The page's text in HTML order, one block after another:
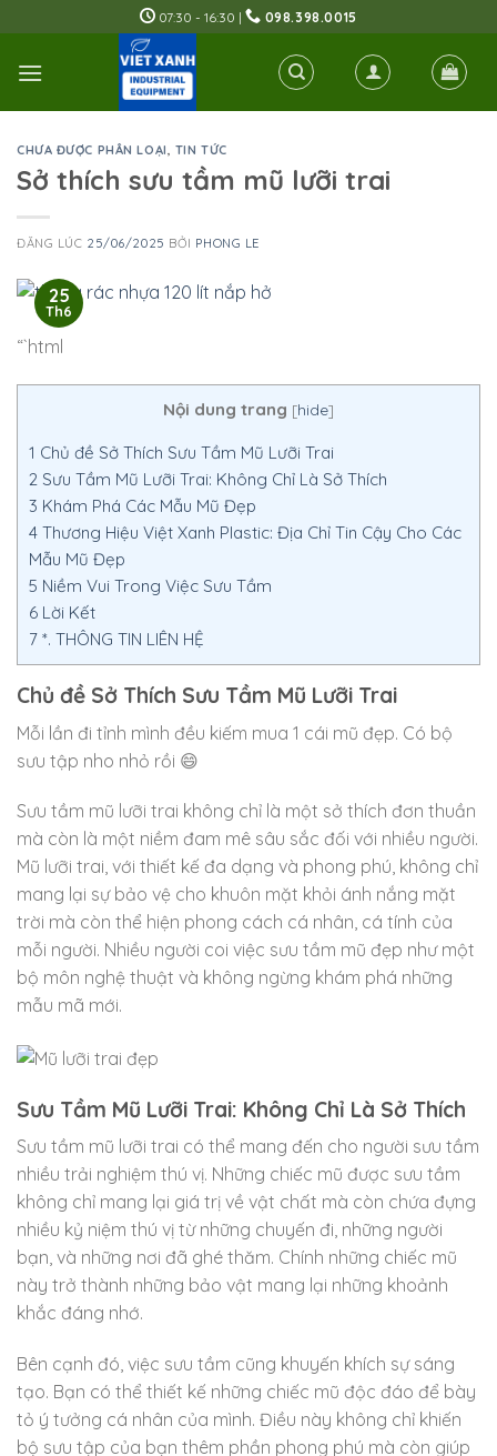
to
content
07:30 - 16:30 | 098.398.0015
CHƯA ĐƯỢC PHÂN LOẠI, TIN TỨC
Sở thích sưu tầm mũ lưỡi trai
ĐĂNG LÚC 25/06/2025 BỞI PHONG LE
25
Th6
“`html
Nội dung trang [hide]
1 Chủ đề Sở Thích Sưu Tầm Mũ Lưỡi Trai
2 Sưu Tầm Mũ Lưỡi Trai: Không Chỉ Là Sở Thích
3 Khám Phá Các Mẫu Mũ Đẹp
4 Thương Hiệu Việt Xanh Plastic: Địa Chỉ Tin Cậy Cho Các
Mẫu Mũ Đẹp
5 Niềm Vui Trong Việc Sưu Tầm
6 Lời Kết
7 *. THÔNG TIN LIÊN HỆ
Chủ đề Sở Thích Sưu Tầm Mũ Lưỡi Trai
Mỗi lần đi tỉnh mình đều kiếm mua 1 cái mũ đẹp. Có bộ
sưu tập nho nhỏ rồi 😄
Sưu tầm mũ lưỡi trai không chỉ là một sở thích đơn thuần
mà còn là một niềm đam mê sâu sắc đối với nhiều người.
Mũ lưỡi trai, với thiết kế đa dạng và phong phú, không chỉ
mang lại sự bảo vệ cho khuôn mặt khỏi ánh nắng mặt
trời mà còn thể hiện phong cách cá nhân, cá tính của
mỗi người. Nhiều người coi việc sưu tầm mũ đẹp như một
bộ môn nghệ thuật và không ngừng khám phá những
mẫu mã mới.
Sưu Tầm Mũ Lưỡi Trai: Không Chỉ Là Sở Thích
Sưu tầm mũ lưỡi trai có thể mang đến cho người sưu tầm
nhiều trải nghiệm thú vị. Những chiếc mũ được sưu tầm
không chỉ mang lại giá trị về vật chất mà còn chứa đựng
nhiều kỷ niệm thú vị từ những chuyến đi, những người
bạn, và những nơi đã ghé thăm. Chính những chiếc mũ
này trở thành những bảo vật mang lại những khoảnh
khắc đáng nhớ.
Bên cạnh đó, việc sưu tầm cũng khuyến khích sự sáng
tạo. Bạn có thể thiết kế những chiếc mũ độc đáo để bày
tỏ ý tưởng cá nhân của mình. Điều này không chỉ khiến
bộ sưu tập của bạn thêm phần phong phú mà còn giúp